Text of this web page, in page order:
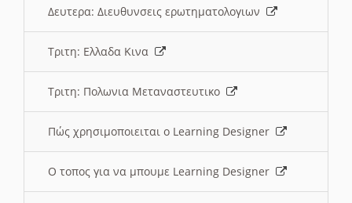
Δευτερα: Διευθυνσεις ερωτηματολογιων
Τριτη: Ελλαδα Κινα
Τριτη: Πολωνια Μεταναστευτικο
Πώς χρησιμοποιειται ο Learning Designer
O τοπος για να μπουμε Learning Designer